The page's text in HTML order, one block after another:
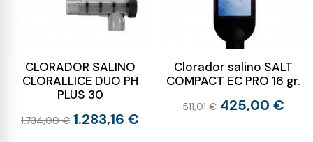
CLORADOR SALINO
CLORALLICE DUO PH
PLUS 30
1.734,00 € 1.283,16 €
Clorador salino SALT
COMPACT EC PRO 16 gr.
511,01 € 425,00 €